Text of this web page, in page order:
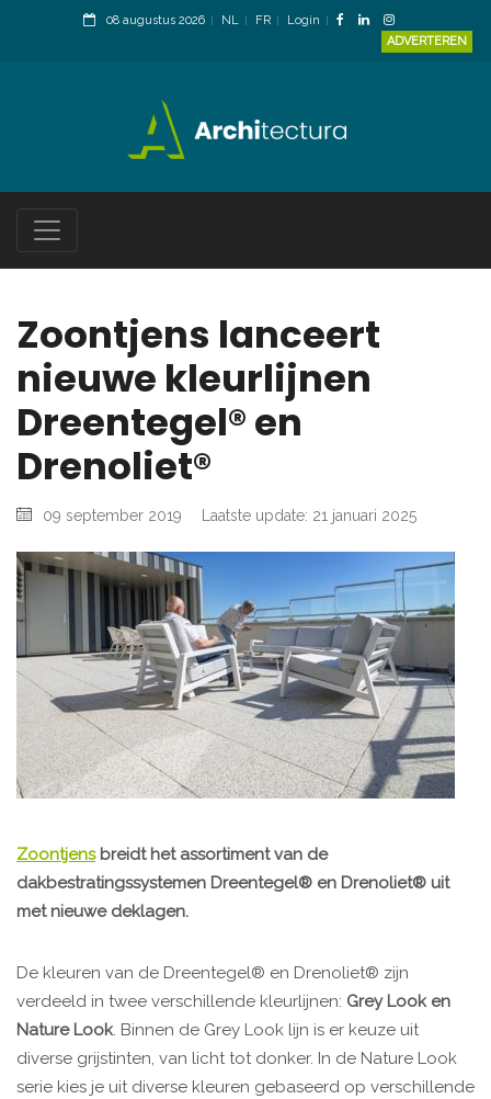
08 augustus 2026 NL FR
Login
ADVERTEREN
Zoontjens lanceert
nieuwe kleurlijnen
Dreentegel® en
Drenoliet®
09 september 2019 Laatste update: 21 januari 2025
Zoontjensbreidt het assortiment van de
dakbestratingssystemen Dreentegel® en Drenoliet® uit
met nieuwe deklagen.
De kleuren van de Dreentegel® en Drenoliet® zijn
verdeeld in twee verschillende kleurlijnen: Grey Look en
Nature Look. Binnen de Grey Look lijn is er keuze uit
diverse grijstinten, van licht tot donker. In de Nature Look
serie kies je uit diverse kleuren gebaseerd op verschillende